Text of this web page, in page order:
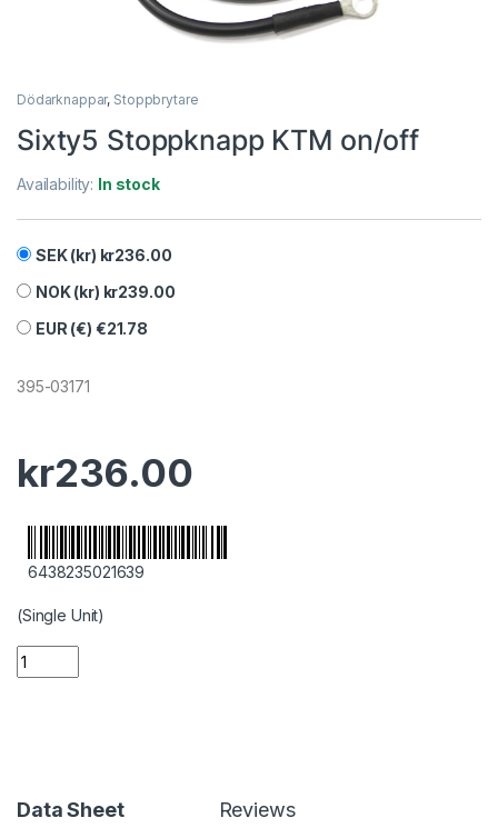
Dödarknappar, Stoppbrytare
Sixty5 Stoppknapp KTM on/off
Availability: In stock
SEK (kr) kr236.00
NOK (kr) kr239.00
EUR (€) €21.78
395-03171
kr236.00
6438235021639
(Single Unit)
Data Sheet Reviews